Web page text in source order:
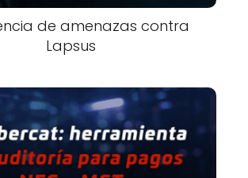
de amenazas contra
Lapsus